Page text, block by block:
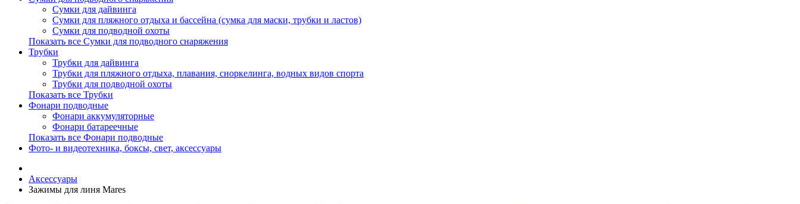
Сумки для дайвинга
Сумки для пляжного отдыха и бассейна (сумка для маски, трубки и ластов)
Сумки для подводной охоты
Показать все Сумки для подводного снаряжения
Трубки
Трубки для дайвинга
Трубки для пляжного отдыха, плавания, сноркелинга, водных видов спорта
Трубки для подводной охоты
Показать все Трубки
Фонари подводные
Фонари аккумуляторные
Фонари батареечные
Показать все Фонари подводные
Фото- и видеотехника, боксы, свет, аксессуары
Аксессуары
Зажимы для линя Mares